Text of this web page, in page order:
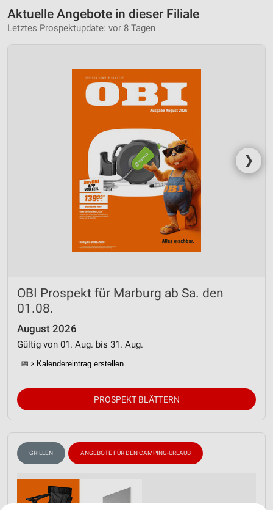
Aktuelle Angebote in dieser Filiale
Letztes Prospektupdate: vor 8 Tagen
❯
OBI Prospekt für Marburg ab Sa. den
01.08.
August 2026
Gültig von 01. Aug. bis 31. Aug.
📅 Kalendereintrag erstellen
PROSPEKT BLÄTTERN
GRILLEN ANGEBOTE FÜR DEN CAMPING-URLAUB